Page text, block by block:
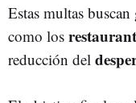
Estas multas
como los
reducción del